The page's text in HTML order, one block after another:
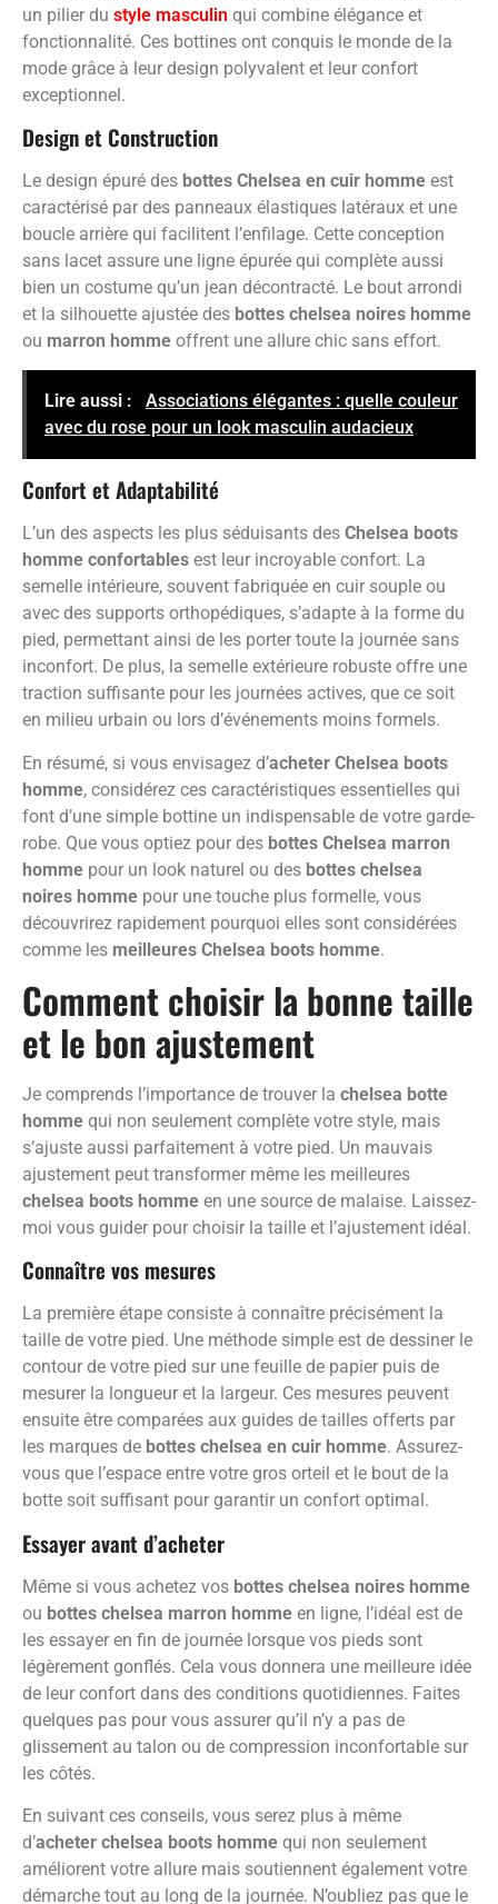
un pilier du style masculin qui combine élégance et
fonctionnalité. Ces bottines ont conquis le monde de la
mode grâce à leur design polyvalent et leur confort
exceptionnel.
Design et Construction
Le design épuré des bottes Chelsea en cuir homme est
caractérisé par des panneaux élastiques latéraux et une
boucle arrière qui facilitent l’enfilage. Cette conception
sans lacet assure une ligne épurée qui complète aussi
bien un costume qu’un jean décontracté. Le bout arrondi
et la silhouette ajustée des bottes chelsea noires homme
ou marron homme offrent une allure chic sans effort.
Lire aussi :
Associations élégantes : quelle couleur
avec du rose pour un look masculin audacieux
Confort et Adaptabilité
L’un des aspects les plus séduisants des Chelsea boots
homme confortables est leur incroyable confort. La
semelle intérieure, souvent fabriquée en cuir souple ou
avec des supports orthopédiques, s’adapte à la forme du
pied, permettant ainsi de les porter toute la journée sans
inconfort. De plus, la semelle extérieure robuste offre une
traction suffisante pour les journées actives, que ce soit
en milieu urbain ou lors d’événements moins formels.
En résumé, si vous envisagez d’acheter Chelsea boots
homme, considérez ces caractéristiques essentielles qui
font d’une simple bottine un indispensable de votre garde-
robe. Que vous optiez pour des bottes Chelsea marron
homme pour un look naturel ou des bottes chelsea
noires homme pour une touche plus formelle, vous
découvrirez rapidement pourquoi elles sont considérées
comme les meilleures Chelsea boots homme.
Comment choisir la bonne taille
et le bon ajustement
Je comprends l’importance de trouver la chelsea botte
homme qui non seulement complète votre style, mais
s’ajuste aussi parfaitement à votre pied. Un mauvais
ajustement peut transformer même les meilleures
chelsea boots homme en une source de malaise. Laissez-
moi vous guider pour choisir la taille et l’ajustement idéal.
Connaître vos mesures
La première étape consiste à connaître précisément la
taille de votre pied. Une méthode simple est de dessiner le
contour de votre pied sur une feuille de papier puis de
mesurer la longueur et la largeur. Ces mesures peuvent
ensuite être comparées aux guides de tailles offerts par
les marques de bottes chelsea en cuir homme. Assurez-
vous que l’espace entre votre gros orteil et le bout de la
botte soit suffisant pour garantir un confort optimal.
Essayer avant d’acheter
Même si vous achetez vos bottes chelsea noires homme
ou bottes chelsea marron homme en ligne, l’idéal est de
les essayer en fin de journée lorsque vos pieds sont
légèrement gonflés. Cela vous donnera une meilleure idée
de leur confort dans des conditions quotidiennes. Faites
quelques pas pour vous assurer qu’il n’y a pas de
glissement au talon ou de compression inconfortable sur
les côtés.
En suivant ces conseils, vous serez plus à même
d’acheter chelsea boots homme qui non seulement
améliorent votre allure mais soutiennent également votre
démarche tout au long de la journée. N’oubliez pas que le